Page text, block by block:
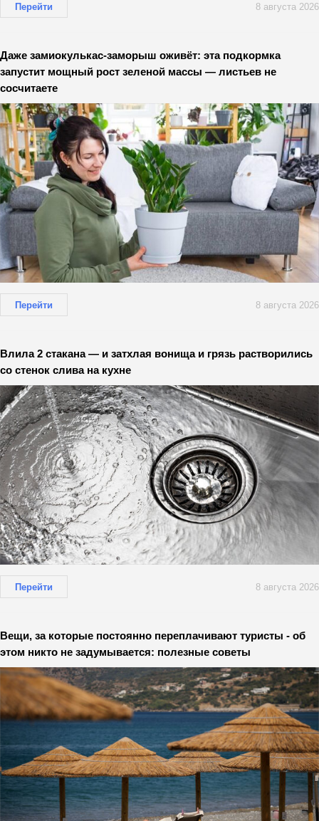
Перейти 8 августа 2026
Даже замиокулькас-заморыш оживёт: эта подкормка
запустит мощный рост зеленой массы — листьев не
сосчитаете
Перейти 8 августа 2026
Влила 2 стакана — и затхлая вонища и грязь растворились
со стенок слива на кухне
Перейти 8 августа 2026
Вещи, за которые постоянно переплачивают туристы - об
этом никто не задумывается: полезные советы